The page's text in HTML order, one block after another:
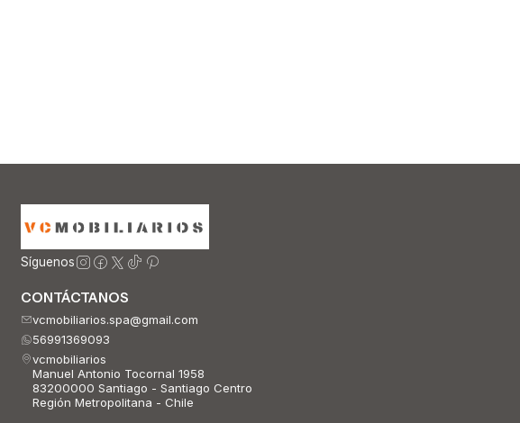
Síguenos
CONTÁCTANOS
vcmobiliarios.spa@gmail.com
56991369093
vcmobiliarios
Manuel Antonio Tocornal 1958
83200000 Santiago - Santiago Centro
Región Metropolitana - Chile